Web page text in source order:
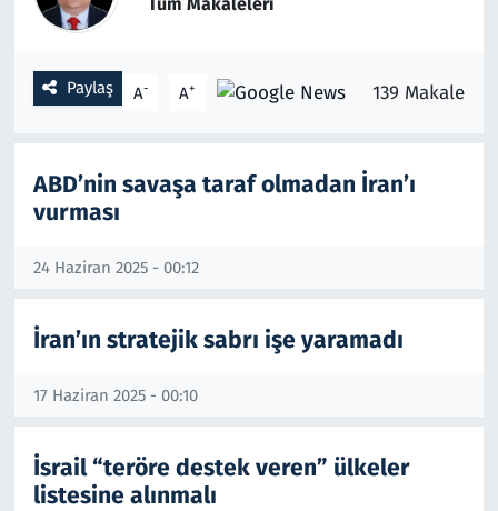
Paylaş A- A+ 139 Makale
ABD’nin savaşa taraf olmadan İran’ı
vurması
24 Haziran 2025 - 00:12
İran’ın stratejik sabrı işe yaramadı
17 Haziran 2025 - 00:10
İsrail “teröre destek veren” ülkeler
listesine alınmalı
Gündem
Haber
Kurumsal Haberler
Lezzet Durağı
Memur ve Kamu
Ramazan